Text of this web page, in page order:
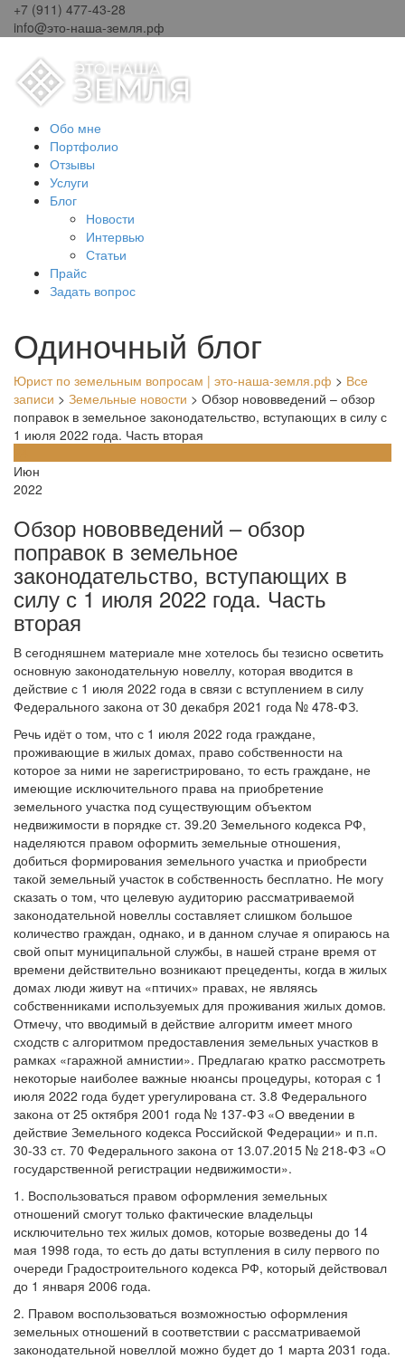
+7 (911) 477-43-28
info@это-наша-земля.рф
Обо мне
Портфолио
Отзывы
Услуги
Блог
Новости
Интервью
Статьи
Прайс
Задать вопрос
Одиночный блог
Юрист по земельным вопросам | это-наша-земля.рф > Все
записи > Земельные новости > Обзор нововведений – обзор
поправок в земельное законодательство, вступающих в силу с
1 июля 2022 года. Часть вторая
Июн
2022
Обзор нововведений – обзор
поправок в земельное
законодательство, вступающих в
силу с 1 июля 2022 года. Часть
вторая
В сегодняшнем материале мне хотелось бы тезисно осветить
основную законодательную новеллу, которая вводится в
действие с 1 июля 2022 года в связи с вступлением в силу
Федерального закона от 30 декабря 2021 года № 478-ФЗ.
Речь идёт о том, что с 1 июля 2022 года граждане,
проживающие в жилых домах, право собственности на
которое за ними не зарегистрировано, то есть граждане, не
имеющие исключительного права на приобретение
земельного участка под существующим объектом
недвижимости в порядке ст. 39.20 Земельного кодекса РФ,
наделяются правом оформить земельные отношения,
добиться формирования земельного участка и приобрести
такой земельный участок в собственность бесплатно. Не могу
сказать о том, что целевую аудиторию рассматриваемой
законодательной новеллы составляет слишком большое
количество граждан, однако, и в данном случае я опираюсь на
свой опыт муниципальной службы, в нашей стране время от
времени действительно возникают прецеденты, когда в жилых
домах люди живут на «птичих» правах, не являясь
собственниками используемых для проживания жилых домов.
Отмечу, что вводимый в действие алгоритм имеет много
сходств с алгоритмом предоставления земельных участков в
рамках «гаражной амнистии». Предлагаю кратко рассмотреть
некоторые наиболее важные нюансы процедуры, которая с 1
июля 2022 года будет урегулирована ст. 3.8 Федерального
закона от 25 октября 2001 года № 137-ФЗ «О введении в
действие Земельного кодекса Российской Федерации» и п.п.
30-33 ст. 70 Федерального закона от 13.07.2015 № 218-ФЗ «О
государственной регистрации недвижимости».
1. Воспользоваться правом оформления земельных
отношений смогут только фактические владельцы
исключительно тех жилых домов, которые возведены до 14
мая 1998 года, то есть до даты вступления в силу первого по
очереди Градостроительного кодекса РФ, который действовал
до 1 января 2006 года.
2. Правом воспользоваться возможностью оформления
земельных отношений в соответствии с рассматриваемой
законодательной новеллой можно будет до 1 марта 2031 года.